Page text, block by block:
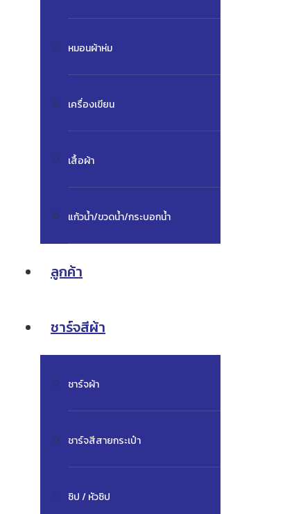
หมอนผ้าห่ม
เครื่องเขียน
เสื้อผ้า
แก้วน้ำ/ขวดน้ำ/กระบอกน้ำ
ลูกค้า
ชาร์จสีผ้า
ชาร์จผ้า
ชาร์จสีสายกระเป๋า
ซิป / หัวซิป